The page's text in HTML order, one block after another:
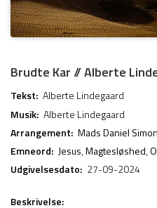
Brudte Kar // Alberte
Tekst: Alberte Lindegaard
Musik: Alberte Lindegaard
Arrangement: Mads Daniel
Emneord: Jesus,Magtesløshed,
Udgivelsesdato: 27-09-2024
Beskrivelse: